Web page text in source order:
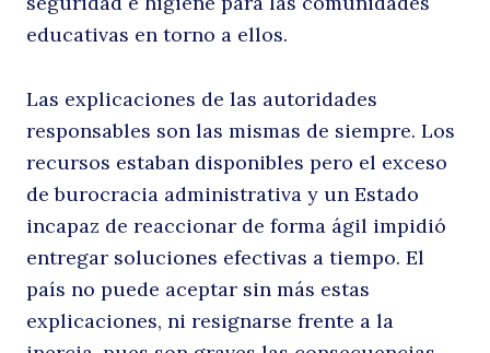
educativas en torno a ellos.
Las explicaciones de las autoridades
responsables son las mismas de siempre. Los
recursos estaban disponibles pero el exceso
de burocracia administrativa y un Estado
incapaz de reaccionar de forma ágil impidió
entregar soluciones efectivas a tiempo. El
país no puede aceptar sin más estas
explicaciones, ni resignarse frente a la